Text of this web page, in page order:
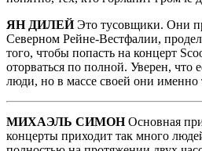
ЯН ДИЛЕЙЭто тусовщики. Они
Северном Рейне-Вестфалии,
того, чтобы попасть на концерт
оторваться по полной. Уверен, что
люди, но в массе своей они именно
МИХАЭЛЬ СИМОНОсновная
концерты приходит так много